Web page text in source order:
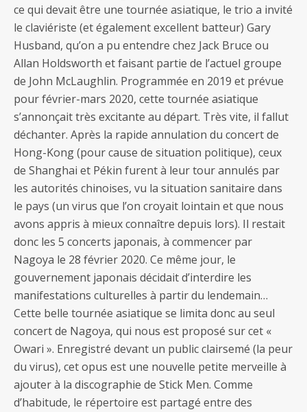
ce qui devait être une tournée asiatique, le trio a invité
le claviériste (et également excellent batteur) Gary
Husband, qu’on a pu entendre chez Jack Bruce ou
Allan Holdsworth et faisant partie de l’actuel groupe
de John McLaughlin. Programmée en 2019 et prévue
pour février-mars 2020, cette tournée asiatique
s’annonçait très excitante au départ. Très vite, il fallut
déchanter. Après la rapide annulation du concert de
Hong-Kong (pour cause de situation politique), ceux
de Shanghai et Pékin furent à leur tour annulés par
les autorités chinoises, vu la situation sanitaire dans
le pays (un virus que l’on croyait lointain et que nous
avons appris à mieux connaître depuis lors). Il restait
donc les 5 concerts japonais, à commencer par
Nagoya le 28 février 2020. Ce même jour, le
gouvernement japonais décidait d’interdire les
manifestations culturelles à partir du lendemain…
Cette belle tournée asiatique se limita donc au seul
concert de Nagoya, qui nous est proposé sur cet «
Owari ». Enregistré devant un public clairsemé (la peur
du virus), cet opus est une nouvelle petite merveille à
ajouter à la discographie de Stick Men. Comme
d’habitude, le répertoire est partagé entre des